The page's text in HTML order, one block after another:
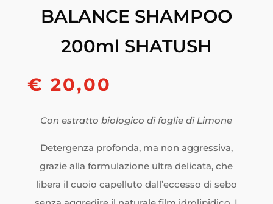
BALANCE SHAMPOO
200ml SHATUSH
€ 20,00
Con estratto biologico di foglie di Limone
Detergenza profonda, ma non aggressiva,
grazie alla formulazione ultra delicata, che
libera il cuoio capelluto dall’eccesso di sebo